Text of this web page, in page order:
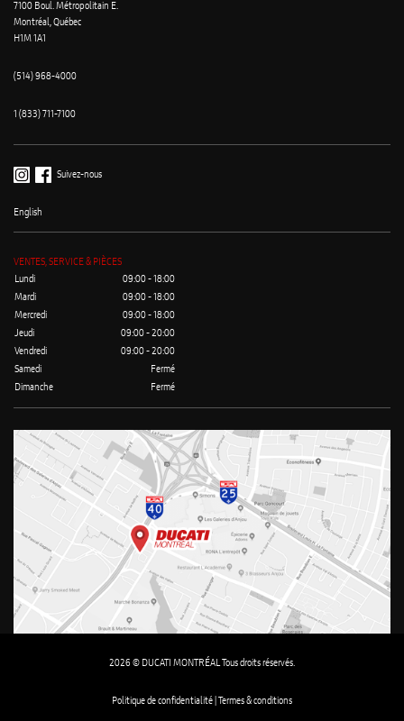
7100 Boul. Métropolitain E.
Montréal, Québec
H1M 1A1
(514) 968-4000
1 (833) 711-7100
Suivez-nous
English
VENTES, SERVICE & PIÈCES
Lundi
09:00 - 18:00
Mardi
09:00 - 18:00
Mercredi
09:00 - 18:00
Jeudi
09:00 - 20:00
Vendredi
09:00 - 20:00
Samedi
Fermé
Dimanche
Fermé
2026 © DUCATI MONTRÉAL Tous droits réservés.
Politique de confidentialité | Termes & conditions